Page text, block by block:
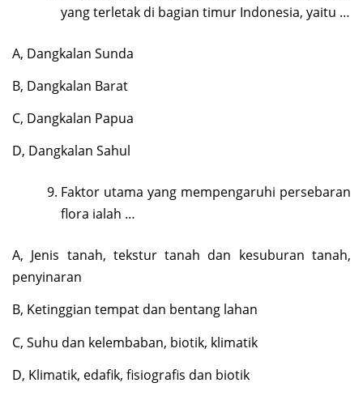
yang terletak di bagian timur Indonesia, yaitu …
A, Dangkalan Sunda
B, Dangkalan Barat
C, Dangkalan Papua
D, Dangkalan Sahul
Faktor utama yang mempengaruhi persebaran
flora ialah …
A, Jenis tanah, tekstur tanah dan kesuburan tanah,
penyinaran
B, Ketinggian tempat dan bentang lahan
C, Suhu dan kelembaban, biotik, klimatik
D, Klimatik, edafik, fisiografis dan biotik